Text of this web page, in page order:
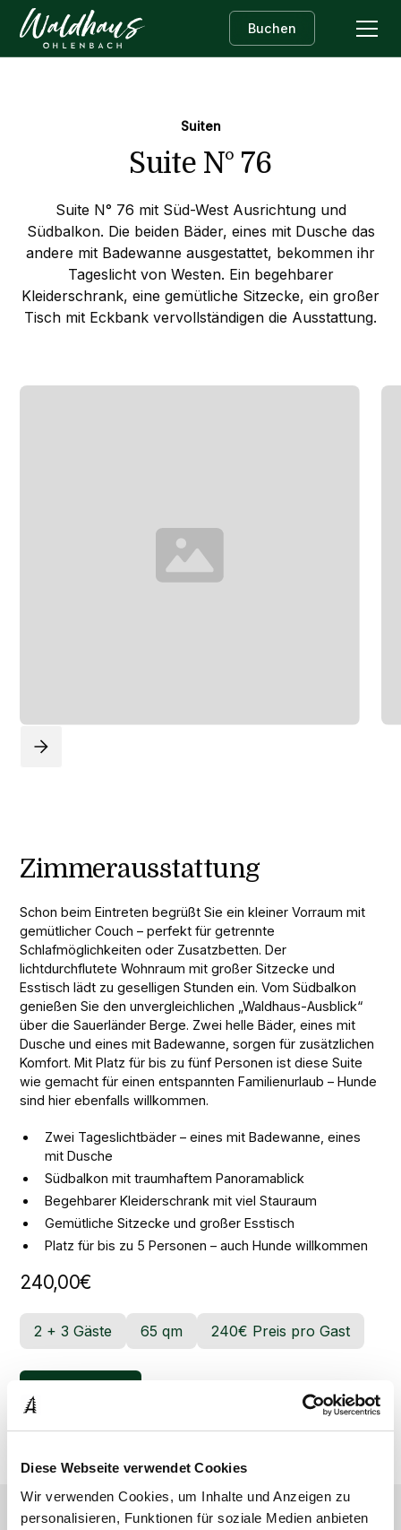
Diese Webseite verwendet Cookies
Wir verwenden Cookies, um Inhalte und Anzeigen zu
personalisieren, Funktionen für soziale Medien anbieten
Buchen
Suiten
Suite N° 76
Suite N° 76 mit Süd-West Ausrichtung und
Südbalkon. Die beiden Bäder, eines mit Dusche das
andere mit Badewanne ausgestattet, bekommen ihr
Tageslicht von Westen. Ein begehbarer
Kleiderschrank, eine gemütliche Sitzecke, ein großer
Tisch mit Eckbank vervollständigen die Ausstattung.
Zimmerausstattung
Schon beim Eintreten begrüßt Sie ein kleiner Vorraum mit
gemütlicher Couch – perfekt für getrennte
Schlafmöglichkeiten oder Zusatzbetten. Der
lichtdurchflutete Wohnraum mit großer Sitzecke und
Esstisch lädt zu geselligen Stunden ein. Vom Südbalkon
genießen Sie den unvergleichlichen „Waldhaus-Ausblick“
über die Sauerländer Berge. Zwei helle Bäder, eines mit
Dusche und eines mit Badewanne, sorgen für zusätzlichen
Komfort. Mit Platz für bis zu fünf Personen ist diese Suite
wie gemacht für einen entspannten Familienurlaub – Hunde
sind hier ebenfalls willkommen.
Zwei Tageslichtbäder – eines mit Badewanne, eines
mit Dusche
Südbalkon mit traumhaftem Panoramablick
Begehbarer Kleiderschrank mit viel Stauraum
Gemütliche Sitzecke und großer Esstisch
Platz für bis zu 5 Personen – auch Hunde willkommen
240,00€
2 + 3 Gäste 65 qm 240€ Preis pro Gast